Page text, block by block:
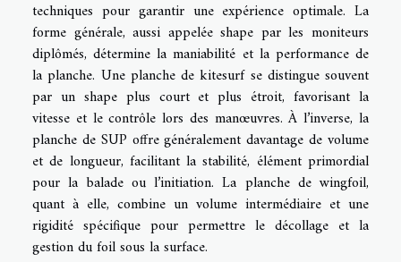
techniques pour garantir une expérience optimale. La
forme générale, aussi appelée shape par les moniteurs
diplômés, détermine la maniabilité et la performance de
la planche. Une planche de kitesurf se distingue souvent
par un shape plus court et plus étroit, favorisant la
vitesse et le contrôle lors des manœuvres. À l’inverse, la
planche de SUP offre généralement davantage de volume
et de longueur, facilitant la stabilité, élément primordial
pour la balade ou l’initiation. La planche de wingfoil,
quant à elle, combine un volume intermédiaire et une
rigidité spécifique pour permettre le décollage et la
gestion du foil sous la surface.